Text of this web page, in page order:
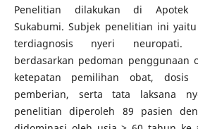
Penelitian dilakukan di Apotek
Sukabumi. Subjek penelitian ini
terdiagnosis nyeri neuropati.
berdasarkan pedoman penggunaan
ketepatan pemilihan obat,
pemberian, serta tata laksana
penelitian diperoleh 89 pasien